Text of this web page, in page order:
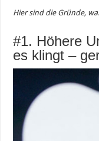
Hier sind die Gründe,
#1. Höhere
es klingt –